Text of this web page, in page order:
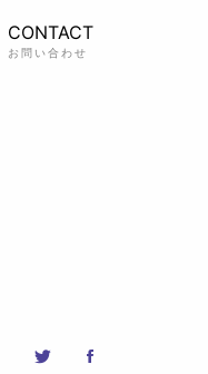
CONTACT
お問い合わせ